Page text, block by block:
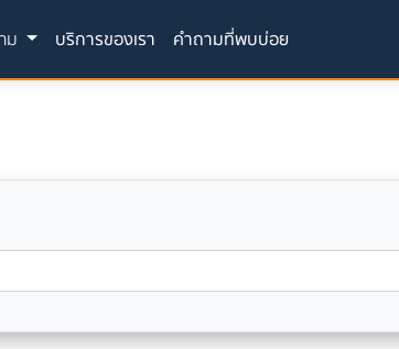
ม บริการของเรา คำถามที่พบบ่อย